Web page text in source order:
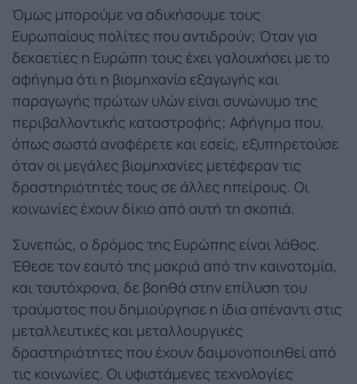
Όμως μπορούμε να αδικήσουμε τους
Ευρωπαίους πολίτες που αντιδρούν; Όταν για
δεκαετίες η Ευρώπη τους έχει γαλουχήσει με το
αφήγημα ότι η βιομηχανία εξαγωγής και
παραγωγής πρώτων υλών είναι συνώνυμο της
περιβαλλοντικής καταστροφής; Αφήγημα που,
όπως σωστά αναφέρετε και εσείς, εξυπηρετούσε
όταν οι μεγάλες βιομηχανίες μετέφεραν τις
δραστηριότητές τους σε άλλες ηπείρους. Οι
κοινωνίες έχουν δίκιο από αυτή τη σκοπιά.
Συνεπώς, ο δρόμος της Ευρώπης είναι λάθος.
Έθεσε τον εαυτό της μακριά από την καινοτομία,
και ταυτόχρονα, δε βοηθά στην επίλυση του
τραύματος που δημιούργησε η ίδια απέναντι στις
μεταλλευτικές και μεταλλουργικές
δραστηριότητες που έχουν δαιμονοποιηθεί από
τις κοινωνίες. Οι υφιστάμενες τεχνολογίες